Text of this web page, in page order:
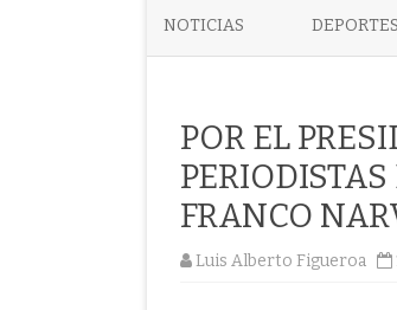
NOTICIAS DEPORTES
POR EL
FRANCO
Luis Alberto Figueroa